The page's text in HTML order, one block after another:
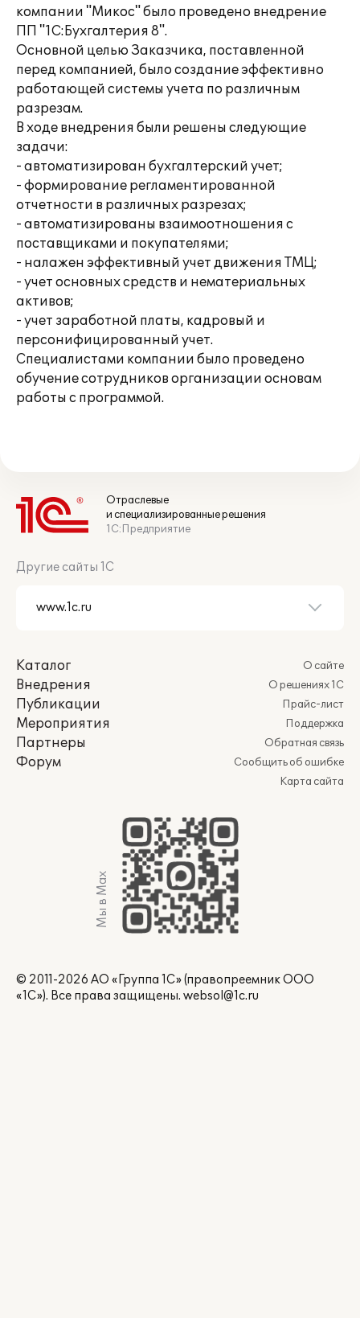
компании "Микос" было проведено внедрение
ПП "1С:Бухгалтерия 8".
Основной целью Заказчика, поставленной
перед компанией, было создание эффективно
работающей системы учета по различным
разрезам.
В ходе внедрения были решены следующие
задачи:
- автоматизирован бухгалтерский учет;
- формирование регламентированной
отчетности в различных разрезах;
- автоматизированы взаимоотношения с
поставщиками и покупателями;
- налажен эффективный учет движения ТМЦ;
- учет основных средств и нематериальных
активов;
- учет заработной платы, кадровый и
персонифицированный учет.
Специалистами компании было проведено
обучение сотрудников организации основам
работы с программой.
Отраслевые
и специализированные решения
1С:Предприятие
Другие сайты 1С
Каталог
Внедрения
Публикации
Мероприятия
Партнеры
Форум
О сайте
О решениях 1С
Прайс-лист
Поддержка
Обратная связь
Сообщить об ошибке
Карта сайта
Мы в Max
© 2011-2026 АО «Группа 1С» (правопреемник ООО
«1С»). Все права защищены. websol@1c.ru